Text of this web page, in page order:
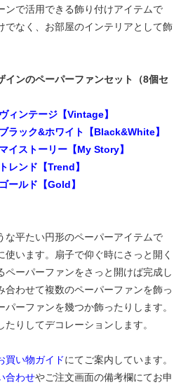
ンで活用できる飾り付けアイテムで
でなく、お部屋のインテリアとして飾
インのペーパーファンセット（8個セ
ィンテージ【Vintage】
ラック&ホワイト【Black&White】
イストーリー【My Story】
レンド【Trend】
ールド【Gold】
な平たい円形のペーパーアイテムで
います。扇子で仰ぐ時にさっと開く
ペーパーファンをさっと開けば完成し
合わせて複数のペーパーファンを飾っ
ーファンを幾つか飾ったりします。
りしてデコレーションします。
買い物ガイドにてご案内しています。
合わせやご注文画面の備考欄にてお申